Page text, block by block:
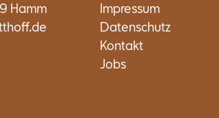
Hamm
Impressum
Datenschutz
Kontakt
Jobs